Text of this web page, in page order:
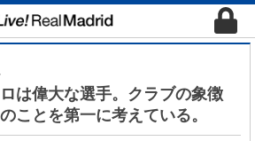
は偉大な選手。クラブの象徴
ことを第一に考えている。